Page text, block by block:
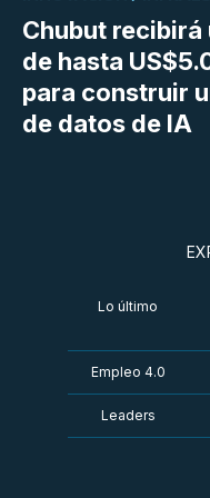
Chubut
de hasta
para construir
de datos de IA
Lo último
Empleo 4.0
Leaders